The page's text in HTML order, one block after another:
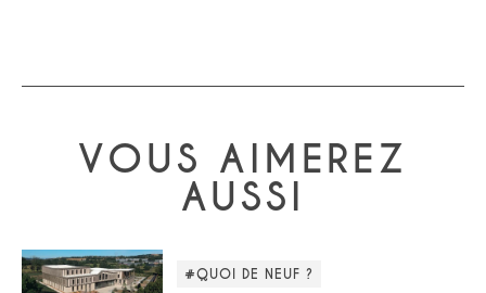
VOUS AIMEREZ
AUSSI
#QUOI DE NEUF ?